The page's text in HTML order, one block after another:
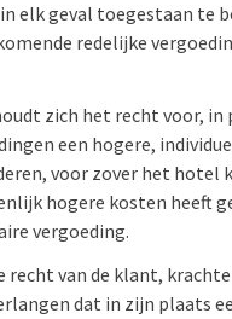
elk geval toegestaan te
redelijke
zich het recht voor, in
een hogere,
voor zover het hotel
hogere kosten heeft
vergoeding.
van de klant,
dat in zijn plaats